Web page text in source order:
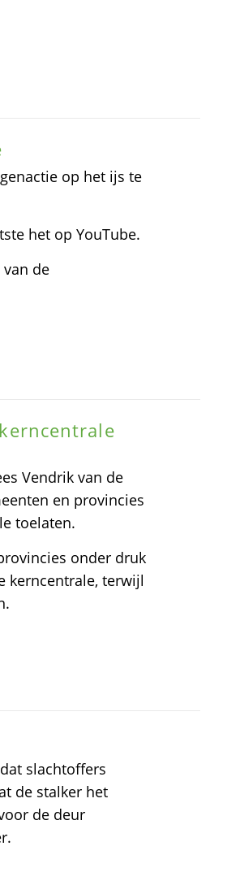
op het ijs te
het op YouTube.
de
Vendrik van de
en provincies
toelaten.
onder druk
kerncentrale, terwijl
slachtoffers
de stalker het
de deur